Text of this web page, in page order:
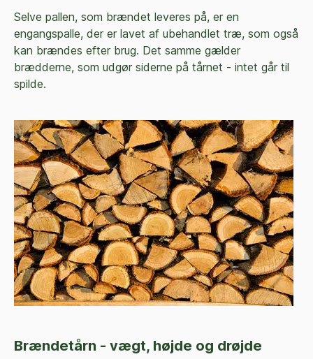
Selve pallen, som brændet leveres på, er en
engangspalle, der er lavet af ubehandlet træ, som også
kan brændes efter brug. Det samme gælder
brædderne, som udgør siderne på tårnet - intet går til
spilde.
Brændetårn - vægt, højde og drøjde